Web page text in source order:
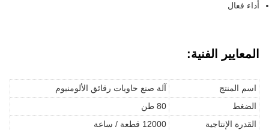
أداء فعال
المعايير الفنية:
اسم المنتج
آلة صنع حاويات رقائق الألومنيوم
الضغط
80 طن
القدرة الإنتاجية
12000 قطعة / ساعة